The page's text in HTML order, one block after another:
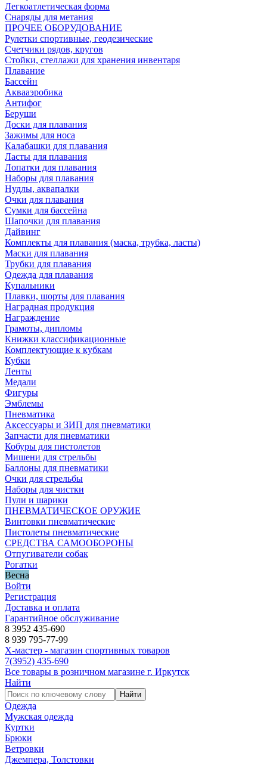
Легкоатлетическая форма
Снаряды для метания
ПРОЧЕЕ ОБОРУДОВАНИЕ
Рулетки спортивные, геодезические
Счетчики рядов, кругов
Стойки, стеллажи для хранения инвентаря
Плавание
Бассейн
Аквааэробика
Антифог
Беруши
Доски для плавания
Зажимы для носа
Калабашки для плавания
Ласты для плавания
Лопатки для плавания
Наборы для плавания
Нудлы, аквапалки
Очки для плавания
Сумки для бассейна
Шапочки для плавания
Дайвинг
Комплекты для плавания (маска, трубка, ласты)
Маски для плавания
Трубки для плавания
Одежда для плавания
Купальники
Плавки, шорты для плавания
Наградная продукция
Награждение
Грамоты, дипломы
Книжки классификационные
Комплектующие к кубкам
Кубки
Ленты
Медали
Фигуры
Эмблемы
Пневматика
Аксессуары и ЗИП для пневматики
Запчасти для пневматики
Кобуры для пистолетов
Мишени для стрельбы
Баллоны для пневматики
Очки для стрельбы
Наборы для чистки
Пули и шарики
ПНЕВМАТИЧЕСКОЕ ОРУЖИЕ
Винтовки пневматические
Пистолеты пневматические
СРЕДСТВА САМООБОРОНЫ
Отпугиватели собак
Рогатки
Весна
Войти
Регистрация
Доставка и оплата
Гарантийное обслуживание
8 3952 435-690
8 939 795-77-99
Х-мастер - магазин спортивных товаров
7(3952) 435-690
Все товары в розничном магазине г. Иркутск
Найти
Найти
Одежда
Мужская одежда
Куртки
Брюки
Ветровки
Джемпера, Толстовки